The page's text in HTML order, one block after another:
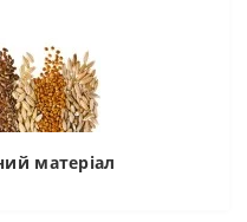
матеріал